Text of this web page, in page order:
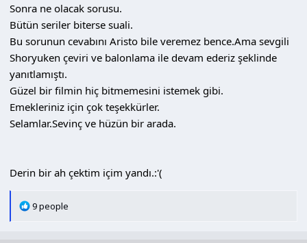
Sonra ne olacak sorusu.
Bütün seriler biterse suali.
Bu sorunun cevabını Aristo bile veremez bence.Ama sevgili
Shoryuken çeviri ve balonlama ile devam ederiz şeklinde
yanıtlamıştı.
Güzel bir filmin hiç bitmemesini istemek gibi.
Emekleriniz için çok teşekkürler.
Selamlar.Sevinç ve hüzün bir arada.
Derin bir ah çektim içim yandı.:'(
T
9 people